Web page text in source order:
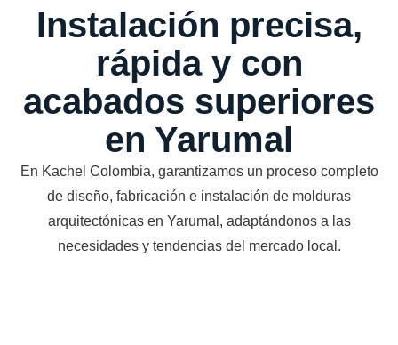
Instalación precisa,
rápida y con
acabados superiores
en Yarumal
En Kachel Colombia, garantizamos un proceso completo
de diseño, fabricación e instalación de molduras
arquitectónicas en Yarumal, adaptándonos a las
necesidades y tendencias del mercado local.